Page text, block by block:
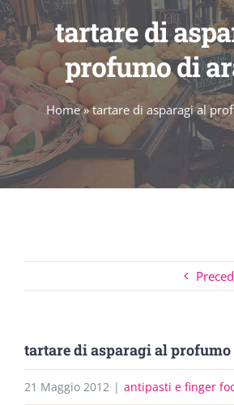
tartare di
profumo di
Home»tartare di asparagi al
tartare di asparagi al
21 Maggio 2012 | antipasti e finger